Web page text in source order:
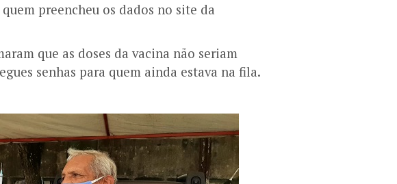
preencheu os dados no site da
que as doses da vacina não seriam
senhas para quem ainda estava na fila.